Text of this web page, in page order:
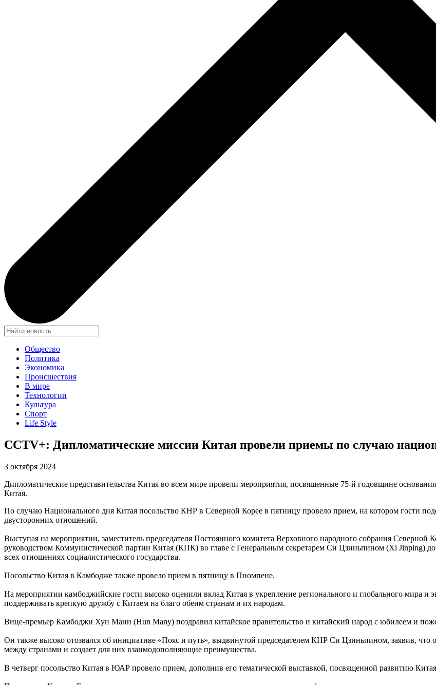
Общество
Политика
Экономика
Происшествия
В мире
Технологии
Культура
Спорт
Life Style
CCTV+: Дипломатические миссии Китая провели приемы по случаю
3 октября 2024
Дипломатические представительства Китая во всем мире провели мероприятия, посвященные 75-й годовщине
Китая.
По случаю Национального дня Китая посольство КНР в Северной Корее в пятницу провело прием, на котором гости
двусторонних отношений.
Выступая на мероприятии, заместитель председателя Постоянного комитета Верховного народного собрания
руководством Коммунистической партии Китая (КПК) во главе с Генеральным секретарем Си Цзиньпином (Xi Jinping)
всех отношениях социалистического государства.
Посольство Китая в Камбодже также провело прием в пятницу в Пномпене.
На мероприятии камбоджийские гости высоко оценили вклад Китая в укрепление регионального и глобального мира и
поддерживать крепкую дружбу с Китаем на благо обеим странам и их народам.
Вице-премьер Камбоджи Хун Мани (Hun Many) поздравил китайское правительство и китайский народ с юбилеем и
Он также высоко отозвался об инициативе «Пояс и путь», выдвинутой председателем КНР Си Цзиньпином, заявив, что
между странами и создает для них взаимодополняющие преимущества.
В четверг посольство Китая в ЮАР провело прием, дополнив его тематической выставкой, посвященной развитию